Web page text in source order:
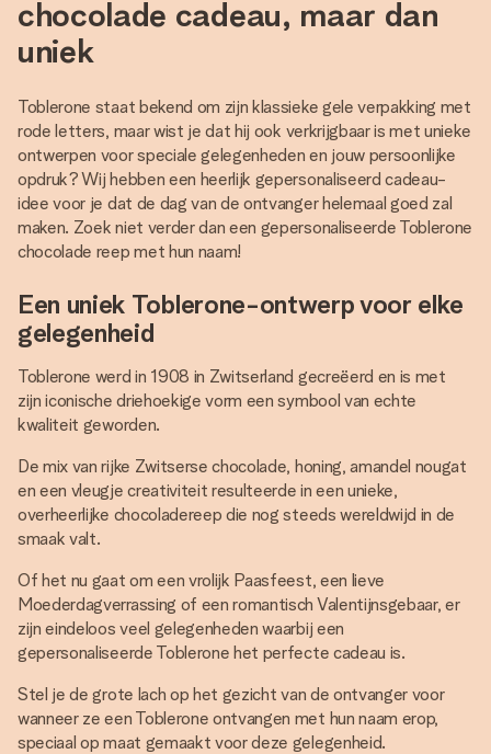
chocolade cadeau, maar dan
uniek
Toblerone staat bekend om zijn klassieke gele verpakking met
rode letters, maar wist je dat hij ook verkrijgbaar is met unieke
ontwerpen voor speciale gelegenheden en jouw persoonlijke
opdruk? Wij hebben een heerlijk gepersonaliseerd cadeau-
idee voor je dat de dag van de ontvanger helemaal goed zal
maken. Zoek niet verder dan een gepersonaliseerde Toblerone
chocolade reep met hun naam!
Een uniek Toblerone-ontwerp voor elke
gelegenheid
Toblerone werd in 1908 in Zwitserland gecreëerd en is met
zijn iconische driehoekige vorm een symbool van echte
kwaliteit geworden.
De mix van rijke Zwitserse chocolade, honing, amandel nougat
en een vleugje creativiteit resulteerde in een unieke,
overheerlijke chocoladereep die nog steeds wereldwijd in de
smaak valt.
Of het nu gaat om een vrolijk Paasfeest, een lieve
Moederdagverrassing of een romantisch Valentijnsgebaar, er
zijn eindeloos veel gelegenheden waarbij een
gepersonaliseerde Toblerone het perfecte cadeau is.
Stel je de grote lach op het gezicht van de ontvanger voor
wanneer ze een Toblerone ontvangen met hun naam erop,
speciaal op maat gemaakt voor deze gelegenheid.